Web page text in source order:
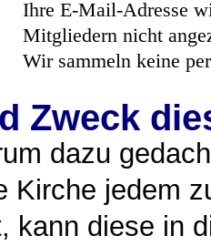
Ihre E-Mail-Adresse
Mitgliedern nicht
Wir sammeln keine
Zweck
dazu
Kirche jedem
kann diese in